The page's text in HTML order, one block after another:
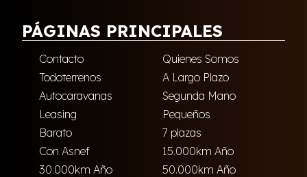
PÁGINAS PRINCIPALES
Contacto
Quienes Somos
Todoterrenos
A Largo Plazo
Autocaravanas
Segunda Mano
Leasing
Pequeños
Barato
7 plazas
Con Asnef
15.000km Año
30.000km Año
50.000km Año